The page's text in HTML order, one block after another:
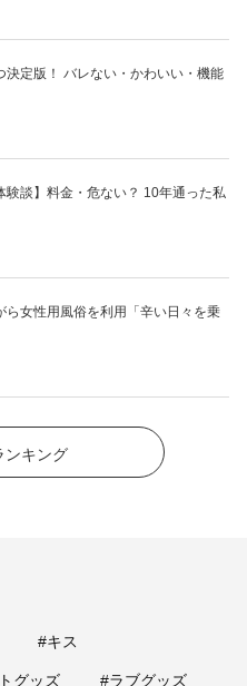
決定版！ バレない・かわいい・機能
験談】料金・危ない？ 10年通った私
ら女性用風俗を利用「辛い日々を乗
ンキング
#キス
グッズ #ラブグッズ